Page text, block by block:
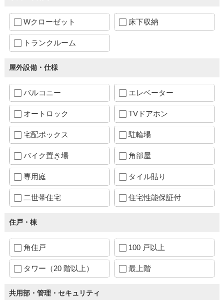
Wクローゼット 床下収納
トランクルーム
屋外設備・仕様
バルコニー エレベーター
オートロック TVドアホン
宅配ボックス 駐輪場
バイク置き場 角部屋
専用庭 タイル貼り
二世帯住宅 住宅性能保証付
住戸・棟
角住戸 100 戸以上
タワー（20 階以上） 最上階
共用部・管理・セキュリティ